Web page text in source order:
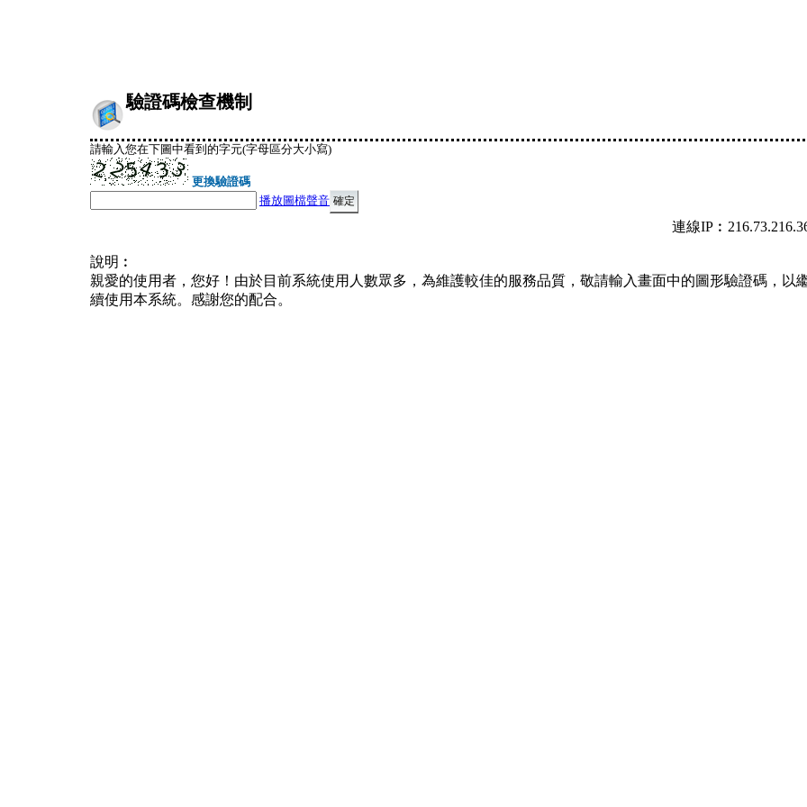
驗證碼檢查機制
請輸入您在下圖中看到的字元(字母區分大小寫)
更換驗證碼
播放圖檔聲音
連線
說明︰
親愛的使用者，您好！由於目前系統使用人數眾多，為維護較佳的服務品質，敬請輸入畫面中的圖形驗證碼，以
續使用本系統。感謝您的配合。